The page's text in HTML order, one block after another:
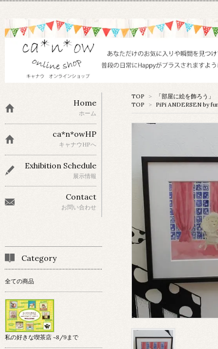
TOP >
「部屋に絵を飾ろう
TOP
> PiPi ANDERSEN by
Home
ホーム
ca*n*owHP
キャナウHPへ
Exhibition Schedule
展示情報
Contact
お問い合わせ
Category
全ての商品
私の好きな喫茶店 ~8/9まで